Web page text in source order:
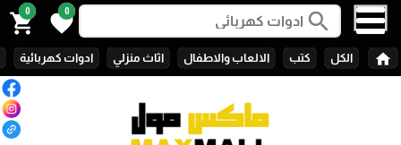
search
0
favorite
0
shopping_cart
home الكل كتب الالعاب والاطفال اثاث منزلي ادوات كهربائية